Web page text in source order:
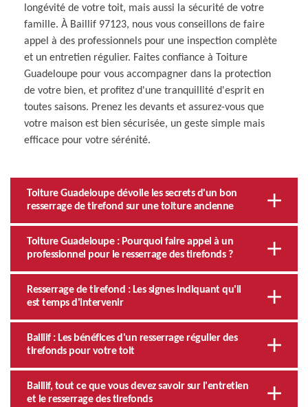
longévité de votre toit, mais aussi la sécurité de votre
famille. À Baillif 97123, nous vous conseillons de faire
appel à des professionnels pour une inspection complète
et un entretien régulier. Faites confiance à Toiture
Guadeloupe pour vous accompagner dans la protection
de votre bien, et profitez d'une tranquillité d'esprit en
toutes saisons. Prenez les devants et assurez-vous que
votre maison est bien sécurisée, un geste simple mais
efficace pour votre sérénité.
Toiture Guadeloupe dévoile les secrets d'un bon
resserrage de tirefond sur une toiture ancienne
Toiture Guadeloupe : Pourquoi faire appel à un
professionnel pour le resserrage des tirefonds ?
Resserrage de tirefond : Les signes indiquant qu'il
est temps d'intervenir
Baillif : Les bénéfices d'un resserrage régulier des
tirefonds pour votre toit
Baillif, tout ce que vous devez savoir sur l'entretien
et le resserrage des tirefonds